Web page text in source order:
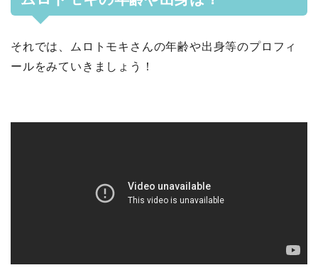
それでは、ムロトモキさんの年齢や出身等のプロフィ
ールをみていきましょう！